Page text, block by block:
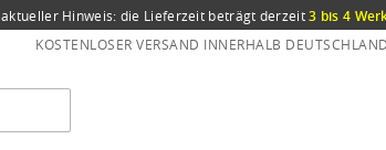
aktueller Hinweis: die Lieferzeit beträgt derzeit3 bis 4
KOSTENLOSER VERSAND INNERHALB